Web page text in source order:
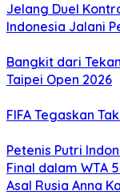
Jelang Duel
Indonesia Jalani
Bangkit dari
Taipei Open 2026
FIFA Tegaskan
Petenis Putri
Final dalam WTA
Asal Rusia Anna